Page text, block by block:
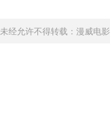
未经允许不得转载： 漫威电影